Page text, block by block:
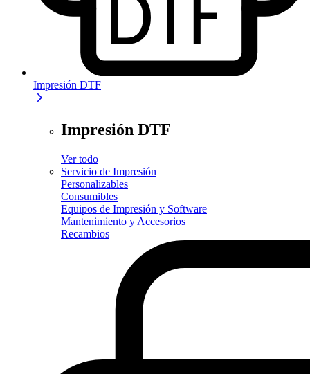
Impresión DTF
Impresión DTF
Ver todo
Servicio de Impresión
Personalizables
Consumibles
Equipos de Impresión y Software
Mantenimiento y Accesorios
Recambios